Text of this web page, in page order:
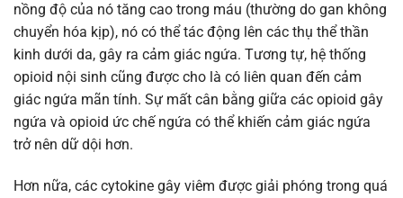
nồng độ của nó tăng cao trong máu (thường do gan không
chuyển hóa kịp), nó có thể tác động lên các thụ thể thần
kinh dưới da, gây ra cảm giác ngứa. Tương tự, hệ thống
opioid nội sinh cũng được cho là có liên quan đến cảm
giác ngứa mãn tính. Sự mất cân bằng giữa các opioid gây
ngứa và opioid ức chế ngứa có thể khiến cảm giác ngứa
trở nên dữ dội hơn.
Hơn nữa, các cytokine gây viêm được giải phóng trong quá